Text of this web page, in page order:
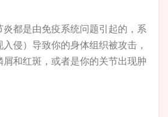
都是由免疫系统问题引起的，系
侵）导致你的身体组织被攻击，
和红斑，或者是你的关节出现肿